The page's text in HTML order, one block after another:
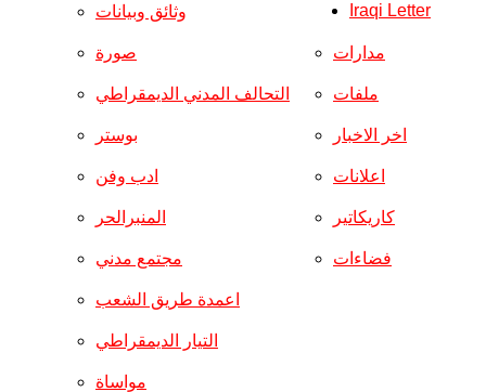
وثائق وبيانات
صورة
التحالف المدني الديمقراطي
بوستر
ادب وفن
المنبرالحر
مجتمع مدني
مدارات
ملفات
اخر الاخبار
اعلانات
كاريكاتير
فضاءات
اعمدة طريق الشعب
التيار الديمقراطي
مواساة
Iraqi Letter